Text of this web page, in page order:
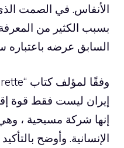
الأنفاس. في الصمت
السابق عرضه باعتباره
إيران ليست فقط قوة
إنها شركة مسيحية ،
الإنسانية. وأوضح